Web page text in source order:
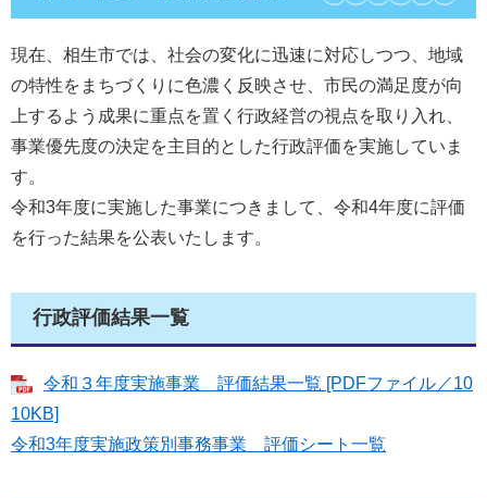
現在、相生市では、社会の変化に迅速に対応しつつ、地域
の特性をまちづくりに色濃く反映させ、市民の満足度が向
上するよう成果に重点を置く行政経営の視点を取り入れ、
事業優先度の決定を主目的とした行政評価を実施していま
す。
令和3年度に実施した事業につきまして、令和4年度に評価
を行った結果を公表いたします。
行政評価結果一覧
令和３年度実施事業 評価結果一覧 [PDFファイル／10
10KB]
令和3年度実施政策別事務事業 評価シート一覧